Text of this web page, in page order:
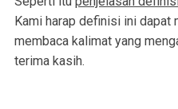
Kami harap definisi ini dapat
membaca kalimat yang
terima kasih.